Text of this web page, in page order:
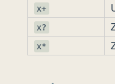
x+
x?
x*